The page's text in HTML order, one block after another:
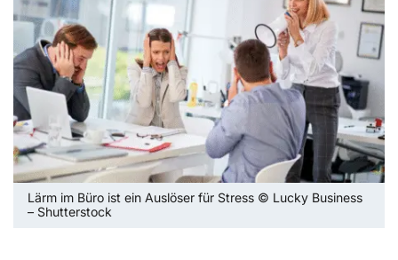
Lärm im Büro ist ein Auslöser für Stress © Lucky Business
– Shutterstock